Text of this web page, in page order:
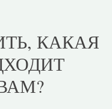
КАКАЯ